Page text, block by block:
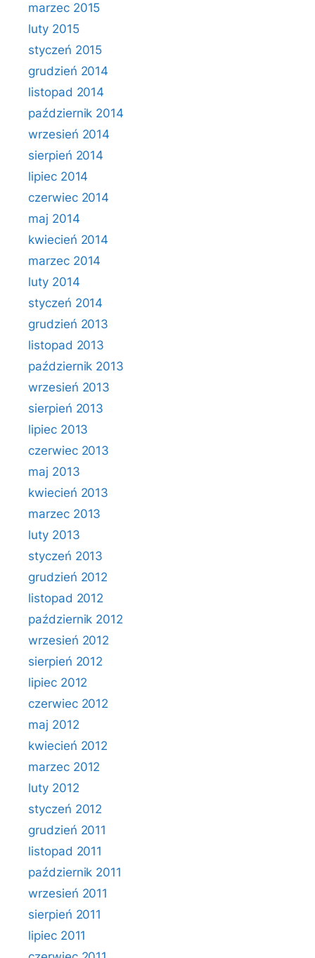
marzec 2015
luty 2015
styczeń 2015
grudzień 2014
listopad 2014
październik 2014
wrzesień 2014
sierpień 2014
lipiec 2014
czerwiec 2014
maj 2014
kwiecień 2014
marzec 2014
luty 2014
styczeń 2014
grudzień 2013
listopad 2013
październik 2013
wrzesień 2013
sierpień 2013
lipiec 2013
czerwiec 2013
maj 2013
kwiecień 2013
marzec 2013
luty 2013
styczeń 2013
grudzień 2012
listopad 2012
październik 2012
wrzesień 2012
sierpień 2012
lipiec 2012
czerwiec 2012
maj 2012
kwiecień 2012
marzec 2012
luty 2012
styczeń 2012
grudzień 2011
listopad 2011
październik 2011
wrzesień 2011
sierpień 2011
lipiec 2011